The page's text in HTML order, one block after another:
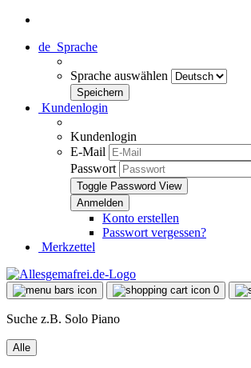
de Sprache
Sprache auswählen
Kundenlogin
Kundenlogin
E-Mail
Passwort
Toggle Password View
Konto erstellen
Passwort vergessen?
Merkzettel
0
Suche z.B. Solo Piano
Alle